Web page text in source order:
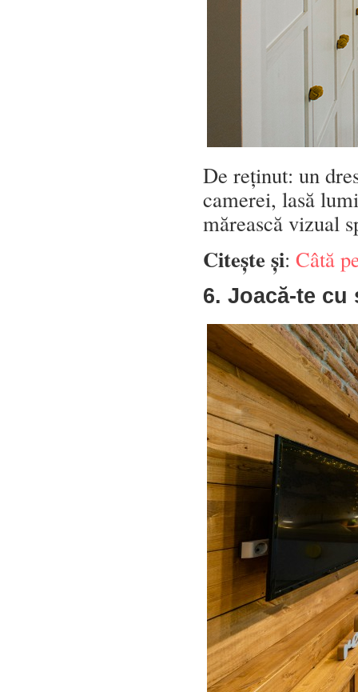
De reținut: un
camerei, lasă
mărească vizual
Citește și: Câtă
6. Joacă-te